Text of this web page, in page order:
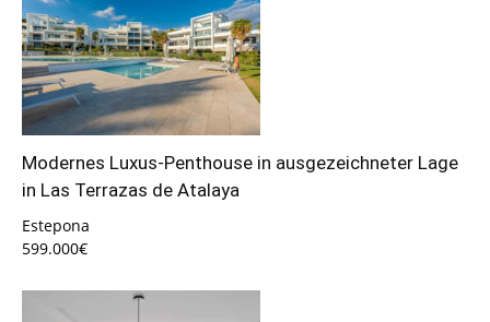
Modernes Luxus-Penthouse in ausgezeichneter Lage
in Las Terrazas de Atalaya
Estepona
599.000€